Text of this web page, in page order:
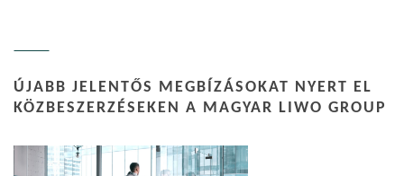
ÚJABB JELENTŐS MEGBÍZÁSOKAT NYERT EL
KÖZBESZERZÉSEKEN A MAGYAR LIWO GROUP